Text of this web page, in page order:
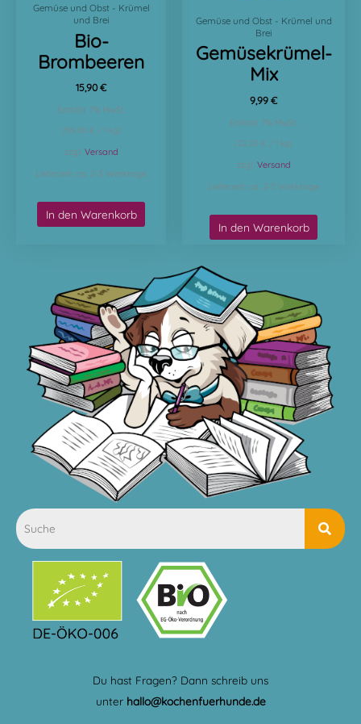
Gemüse und Obst - Krümel
und Brei
Bio-
Brombeeren
15,90€
Enthält 7% MwSt.
(159,00 € / 1 kg)
zzgl. Versand
Lieferzeit: ca. 2-3 Werktage
In den Warenkorb
Gemüse und Obst - Krümel und
Brei
Gemüsekrümel-
Mix
9,99€
Enthält 7% MwSt.
(22,20 € / 1 kg)
zzgl. Versand
Lieferzeit: ca. 2-3 Werktage
In den Warenkorb
Du hast Fragen? Dann schreib uns
unterhallo@kochenfuerhunde.de